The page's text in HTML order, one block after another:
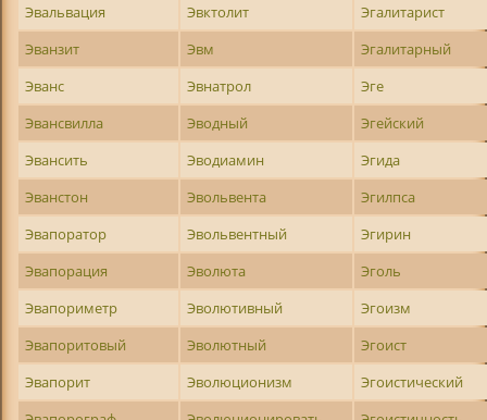
Эвальвация
Эвктолит
Эгалитарист
Эванзит
Эвм
Эгалитарный
Эванс
Эвнатрол
Эге
Эвансвилла
Эводный
Эгейский
Эвансить
Эводиамин
Эгида
Эванстон
Эвольвента
Эгилпса
Эвапоратор
Эвольвентный
Эгирин
Эвапорация
Эволюта
Эголь
Эвапориметр
Эволютивный
Эгоизм
Эвапоритовый
Эволютный
Эгоист
Эвапорит
Эволюционизм
Эгоистический